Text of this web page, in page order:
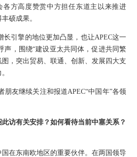
各方高度赞赏中方担任东道主以来推进
硕成果。
引擎的地位更加凸显，也让APEC这一
，围绕“建设亚太共同体，促进共同繁
，突出贸易、联通、创新、发展四大支
友继续关注和报道APEC“中国年”各领
访有关安排？如何看待当前中塞关系？
在东南欧地区的重要伙伴。在两国领导